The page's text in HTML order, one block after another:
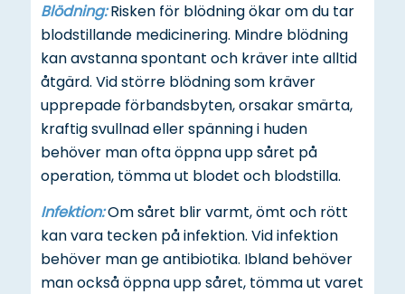
Blödning:Risken för blödning ökar om du tar
blodstillande medicinering. Mindre blödning
kan avstanna spontant och kräver inte alltid
åtgärd. Vid större blödning som kräver
upprepade förbandsbyten, orsakar smärta,
kraftig svullnad eller spänning i huden
behöver man ofta öppna upp såret på
operation, tömma ut blodet och blodstilla.
Infektion:Om såret blir varmt, ömt och rött
kan vara tecken på infektion. Vid infektion
behöver man ge antibiotika. Ibland behöver
man också öppna upp såret, tömma ut varet